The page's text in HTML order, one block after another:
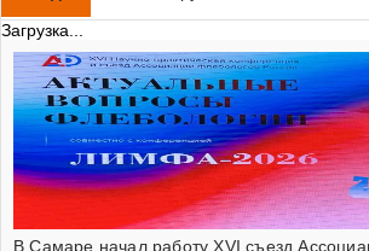
Загрузка...
В Самаре начал работу XVI съезд